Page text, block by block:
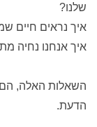
שלנו?
איך נראים חיים
איך אנחנו נחיה
השאלות האלה, הם
הדעת.